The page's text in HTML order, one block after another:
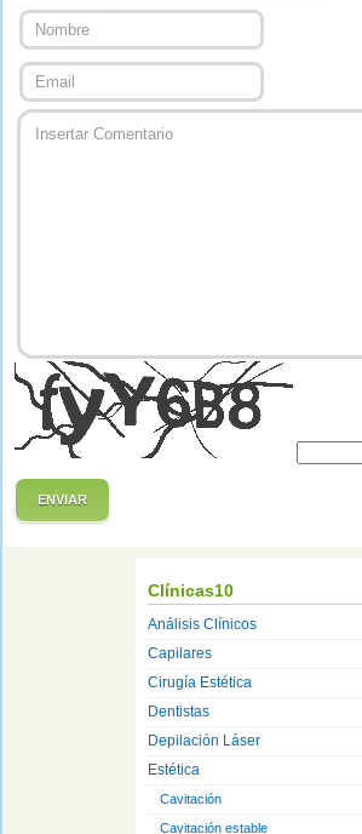
ENVIAR
Clínicas10
Análisis Clínicos
Capilares
Cirugía Estética
Dentistas
Depilación Láser
Estética
Cavitación
Cavitación estable